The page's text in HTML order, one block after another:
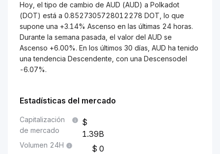
Hoy, el tipo de cambio de AUD (AUD) a Polkadot
(DOT) está a 0.8527305728012278 DOT, lo que
supone una +3.14% Ascenso en las últimas 24 horas.
Durante la semana pasada, el valor del AUD se
Ascenso +6.00%. En los últimos 30 días, AUD ha tenido
una tendencia Descendente, con una Descensodel
-6.07%.
Estadísticas del mercado
Capitalización
de mercado
1.39B
Volumen 24H 0